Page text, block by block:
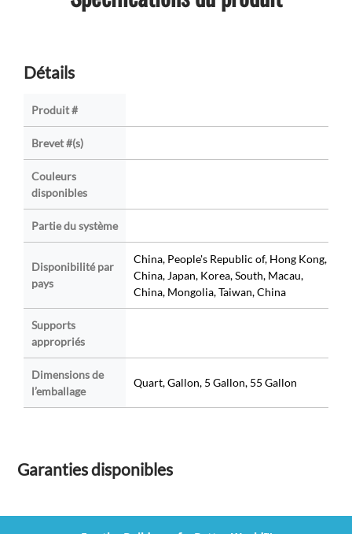
Détails
Produit #
Brevet #(s)
Couleurs
disponibles
Partie du système
Disponibilité par
pays
China, People's Republic of, Hong Kong,
China, Japan, Korea, South, Macau,
China, Mongolia, Taiwan, China
Supports
appropriés
Dimensions de
l’emballage
Quart, Gallon, 5 Gallon, 55 Gallon
Garanties disponibles